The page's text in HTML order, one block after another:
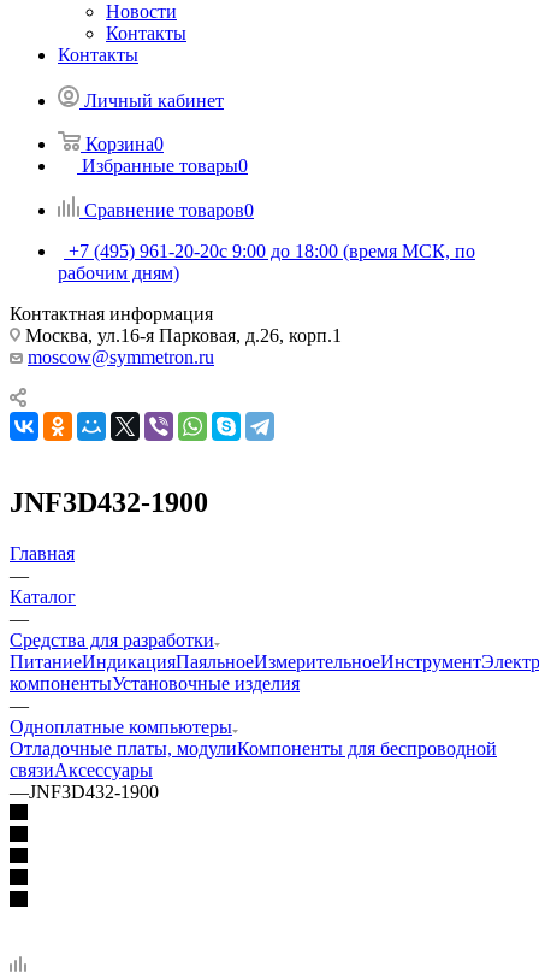
Новости
Контакты
Контакты
Личный кабинет
Корзина0
Избранные товары0
Сравнение товаров0
+7 (495) 961-20-20с 9:00 до 18:00 (время МСК, по
рабочим дням)
Контактная информация
Москва, ул.16-я Парковая, д.26, корп.1
moscow@symmetron.ru
JNF3D432-1900
Главная
—
Каталог
—
Средства для разработки
ПитаниеИндикацияПаяльноеИзмерительноеИнструмент
компонентыУстановочные изделия
—
Одноплатные компьютеры
Отладочные платы, модулиКомпоненты для беспроводной
связиАксессуары
—JNF3D432-1900